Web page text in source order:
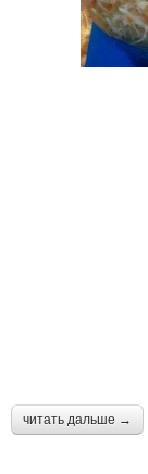
читать дальше →